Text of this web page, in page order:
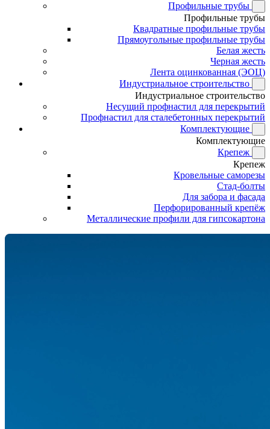
Профильные трубы
Профильные трубы
Квадратные профильные трубы
Прямоугольные профильные трубы
Белая жесть
Черная жесть
Лента оцинкованная (ЭОЦ)
Индустриальное строительство
Индустриальное строительство
Несущий профнастил для перекрытий
Профнастил для сталебетонных перекрытий
Комплектующие
Комплектующие
Крепеж
Крепеж
Кровельные саморезы
Стад-болты
Для забора и фасада
Перфорированный крепёж
Металлические профили для гипсокартона